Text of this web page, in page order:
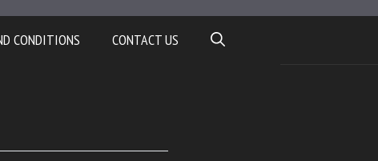
CONDITIONS CONTACT US